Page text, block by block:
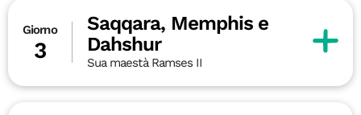
Giorno
3
Saqqara, Memphis e
Dahshur
Sua maestà Ramses II